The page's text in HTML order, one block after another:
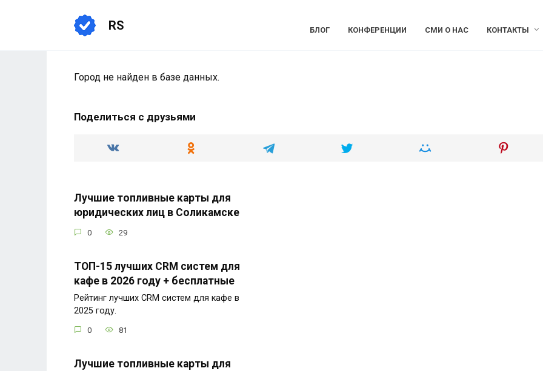
RS БЛОГ КОНФЕРЕНЦИИ СМИ О НАС КОНТАКТЫ
Город не найден в базе данных.
Поделиться с друзьями
Лучшие топливные карты для
юридических лиц в Соликамске
0 29
ТОП-15 лучших CRM систем для
кафе в 2026 году + бесплатные
Рейтинг лучших CRM систем для кафе в
2025 году.
0 81
Лучшие топливные карты для